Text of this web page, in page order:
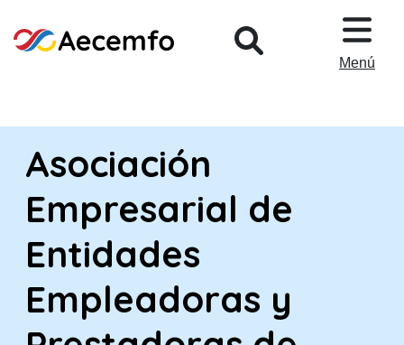
Menú
Asociación
Empresarial de
Entidades
Empleadoras y